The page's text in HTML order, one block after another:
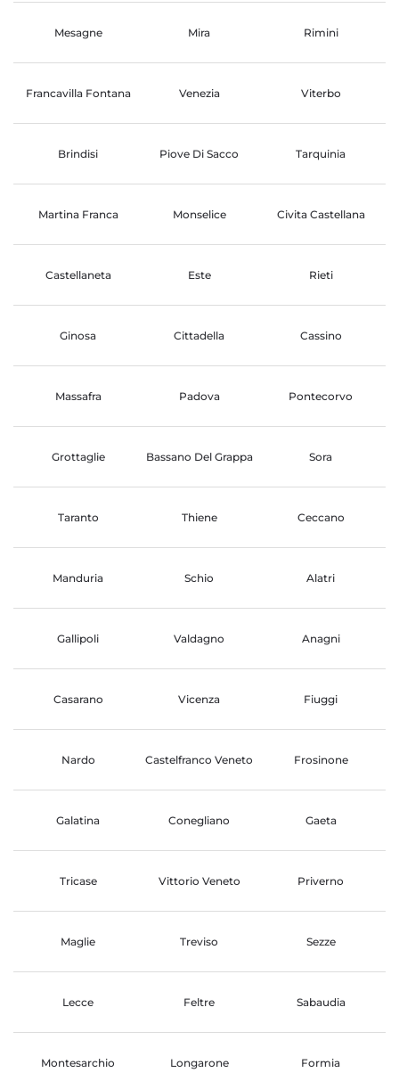
Mesagne Mira Rimini
Francavilla Fontana Venezia Viterbo
Brindisi Piove Di Sacco Tarquinia
Martina Franca Monselice Civita Castellana
Castellaneta Este Rieti
Ginosa Cittadella Cassino
Massafra Padova Pontecorvo
Grottaglie Bassano Del Grappa Sora
Taranto Thiene Ceccano
Manduria Schio Alatri
Gallipoli Valdagno Anagni
Casarano Vicenza Fiuggi
Nardo Castelfranco Veneto Frosinone
Galatina Conegliano Gaeta
Tricase Vittorio Veneto Priverno
Maglie Treviso Sezze
Lecce Feltre Sabaudia
Montesarchio Longarone Formia